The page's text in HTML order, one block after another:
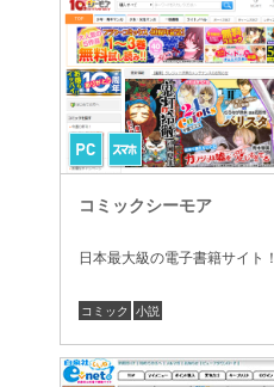
コミックシーモア
日本最大級の電子書籍サイト！
コミック 小説